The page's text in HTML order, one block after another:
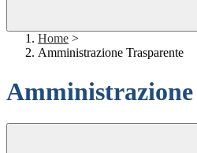
Home >
Amministrazione Trasparente